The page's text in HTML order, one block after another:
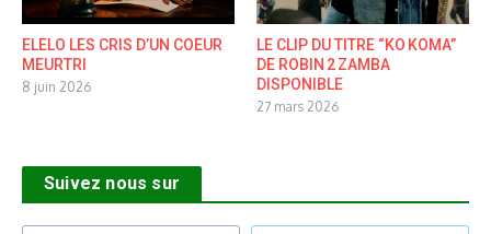
ELELO LES CRIS D’UN COEUR
MEURTRI
8 juin 2026
LE CLIP DU TITRE “KO KOMA”
DE ROBIN 2 ZAMBA
DISPONIBLE
27 mars 2026
Suivez nous sur